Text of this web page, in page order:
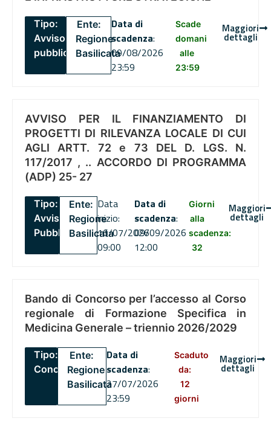
Tipo:
Avviso
pubblico
Ente:
Regione
Basilicata
Data di
scadenza:
09/08/2026
23:59
Scade
domani
alle
23:59
Maggiori
dettagli
AVVISO PER IL FINANZIAMENTO DI
PROGETTI DI RILEVANZA LOCALE DI CUI
AGLI ARTT. 72 e 73 DEL D. LGS. N.
117/2017 , .. ACCORDO DI PROGRAMMA
(ADP) 25- 27
Tipo:
Avviso
Pubblico
Ente:
Regione
Basilicata
Data
inizio:
16/07/2026
09:00
Data di
scadenza:
09/09/2026
12:00
Giorni
alla
scadenza:
32
Maggiori
dettagli
Bando di Concorso per l’accesso al Corso
regionale di Formazione Specifica in
Medicina Generale – triennio 2026/2029
Tipo:
Concorsi
Ente:
Regione
Basilicata
Data di
scadenza:
27/07/2026
23:59
Scaduto
da:
12
giorni
Maggiori
dettagli